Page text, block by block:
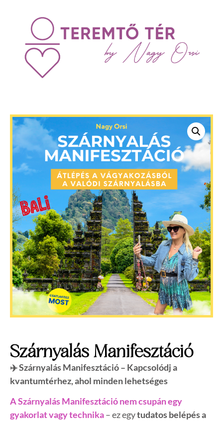
Szárnyalás Manifesztáció
✈️ Szárnyalás Manifesztáció – Kapcsolódj a
kvantumtérhez, ahol minden lehetséges
A Szárnyalás Manifesztáció nem csupán egy
gyakorlat vagy technika–ez egytudatos belépés a